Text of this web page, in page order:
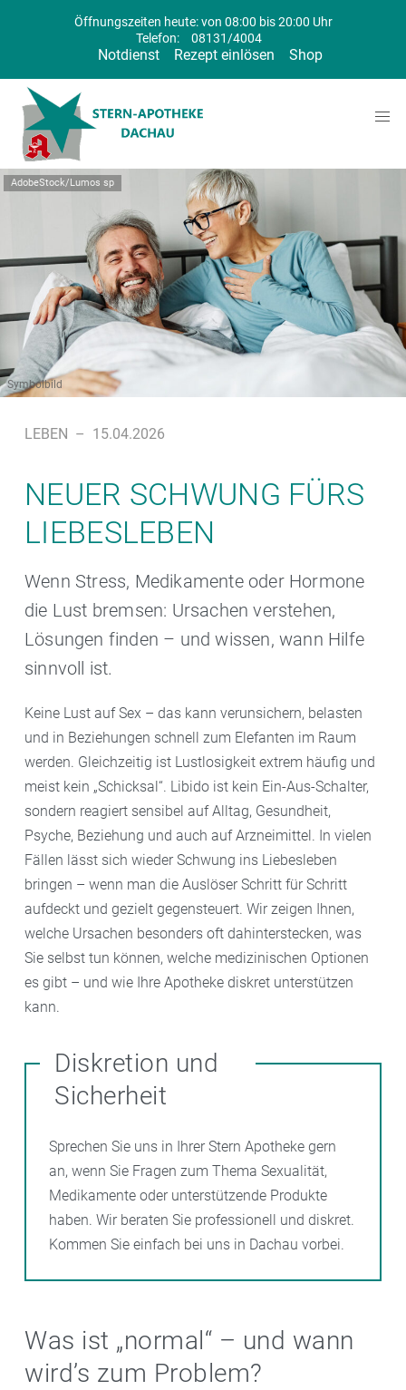
Öffnungszeiten heute: von 08:00 bis 20:00 Uhr
Telefon:
08131/4004
Notdienst Rezept einlösen Shop
AdobeStock/Lumos sp
Symbolbild
LEBEN – 15.04.2026
NEUER SCHWUNG FÜRS
LIEBESLEBEN
Wenn Stress, Medikamente oder Hormone
die Lust bremsen: Ursachen verstehen,
Lösungen finden – und wissen, wann Hilfe
sinnvoll ist.
Keine Lust auf Sex – das kann verunsichern, belasten
und in Beziehungen schnell zum Elefanten im Raum
werden. Gleichzeitig ist Lustlosigkeit extrem häufig und
meist kein „Schicksal“. Libido ist kein Ein-Aus-Schalter,
sondern reagiert sensibel auf Alltag, Gesundheit,
Psyche, Beziehung und auch auf Arzneimittel. In vielen
Fällen lässt sich wieder Schwung ins Liebesleben
bringen – wenn man die Auslöser Schritt für Schritt
aufdeckt und gezielt gegensteuert. Wir zeigen Ihnen,
welche Ursachen besonders oft dahinterstecken, was
Sie selbst tun können, welche medizinischen Optionen
es gibt – und wie Ihre Apotheke diskret unterstützen
kann.
Diskretion und
Sicherheit
Sprechen Sie uns in Ihrer Stern Apotheke gern
an, wenn Sie Fragen zum Thema Sexualität,
Medikamente oder unterstützende Produkte
haben. Wir beraten Sie professionell und diskret.
Kommen Sie einfach bei uns in Dachau vorbei.
Was ist „normal“ – und wann
wird’s zum Problem?